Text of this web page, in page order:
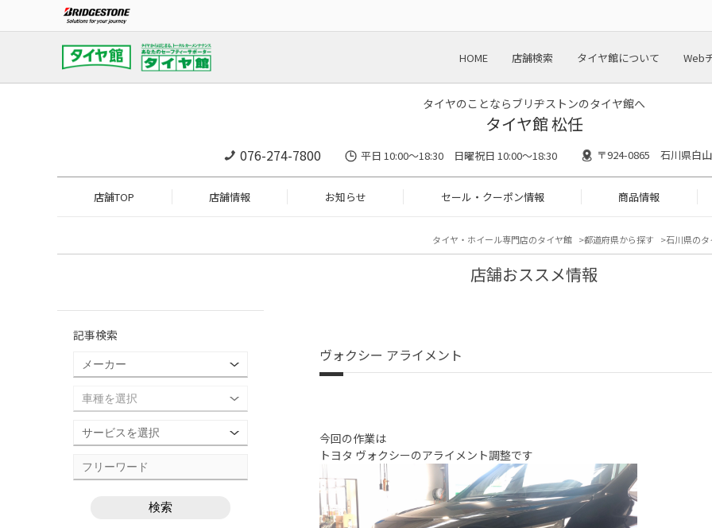
HOME 店舗検索 タイヤ館について Web
タイヤのことならブリヂストンのタイヤ館へ
タイヤ館 松任
076-274-7800 平日 10:00～18:30 日曜祝日 10:00～18:30 〒924-0865 石川県白
店舗TOP 店舗情報 お知らせ セール・クーポン情報 商品情報
タイヤ・ホイール専門店のタイヤ館 都道府県から探す 石川県の
店舗おススメ情報
ヴォクシー アライメント
今回の作業は
トヨタ ヴォクシーのアライメント調整です
記事検索